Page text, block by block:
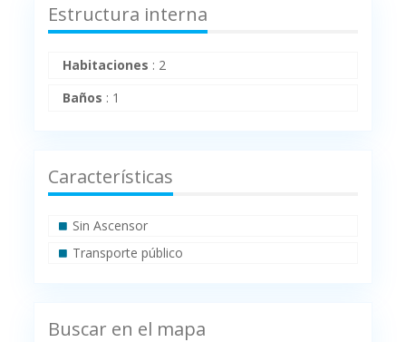
Estructura interna
Habitaciones : 2
Baños : 1
Características
Sin Ascensor
Transporte público
Buscar en el mapa